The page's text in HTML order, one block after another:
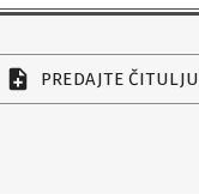
PREDAJTE ČITULJU